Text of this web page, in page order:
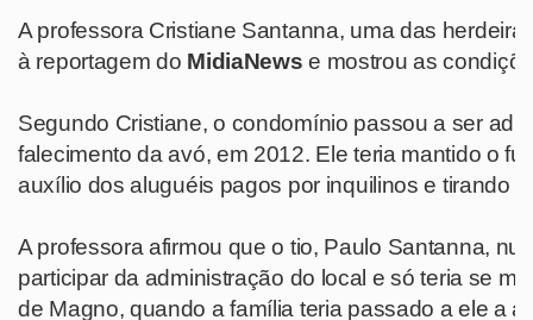
A professora Cristiane Santanna, uma das
à reportagem do MidiaNews e mostrou as
Segundo Cristiane, o condomínio passou a ser
falecimento da avó, em 2012. Ele teria mantido o
auxílio dos aluguéis pagos por inquilinos e tirando
A professora afirmou que o tio, Paulo Santanna,
participar da administração do local e só teria se
de Magno, quando a família teria passado a ele a